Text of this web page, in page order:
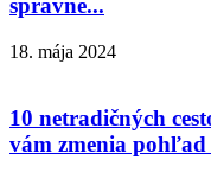
správne...
18. mája 2024
10 netradičných
vám zmenia pohľad